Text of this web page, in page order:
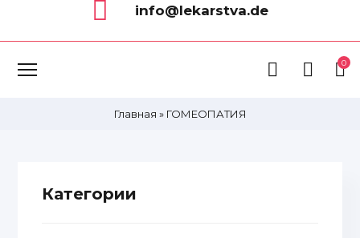
info@lekarstva.de
0
Главная » ГОМЕОПАТИЯ
Категории